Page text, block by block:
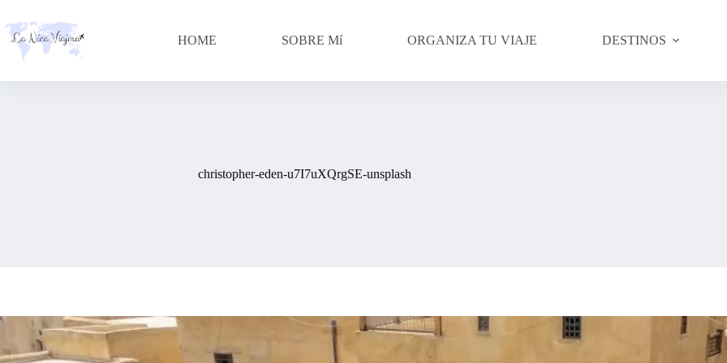
content
HOME SOBRE Mí ORGANIZA TU VIAJE DESTINOS
christopher-eden-u7I7uXQrgSE-unsplash